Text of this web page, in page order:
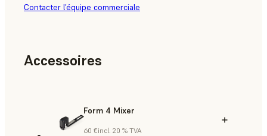
Contacter l’équipe commerciale
Accessoires
Form 4 Mixer
60 €incl. 20 % TVA